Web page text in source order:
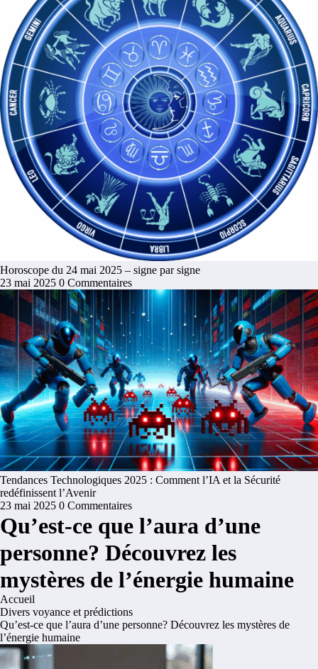
Horoscope du 24 mai 2025 – signe par signe
23 mai 2025 0 Commentaires
Tendances Technologiques 2025 : Comment l’IA et la Sécurité
redéfinissent l’Avenir
23 mai 2025 0 Commentaires
Qu’est-ce que l’aura d’une
personne? Découvrez les
mystères de l’énergie humaine
Accueil
Divers voyance et prédictions
Qu’est-ce que l’aura d’une personne? Découvrez les mystères de
l’énergie humaine